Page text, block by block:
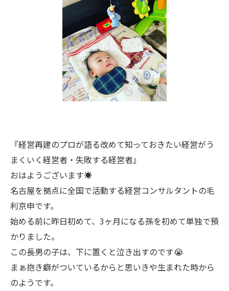
『経営再建のプロが語る改めて知っておきたい経営がう
まくいく経営者・失敗する経営者』
おはようございます☀
名古屋を拠点に全国で活動する経営コンサルタントの毛
利京申です。
始める前に昨日初めて、3ヶ月になる孫を初めて単独で預
かりました。
この長男の子は、下に置くと泣き出すのです😭
まぁ抱き癖がついているからと思いきや生まれた時から
のようです。